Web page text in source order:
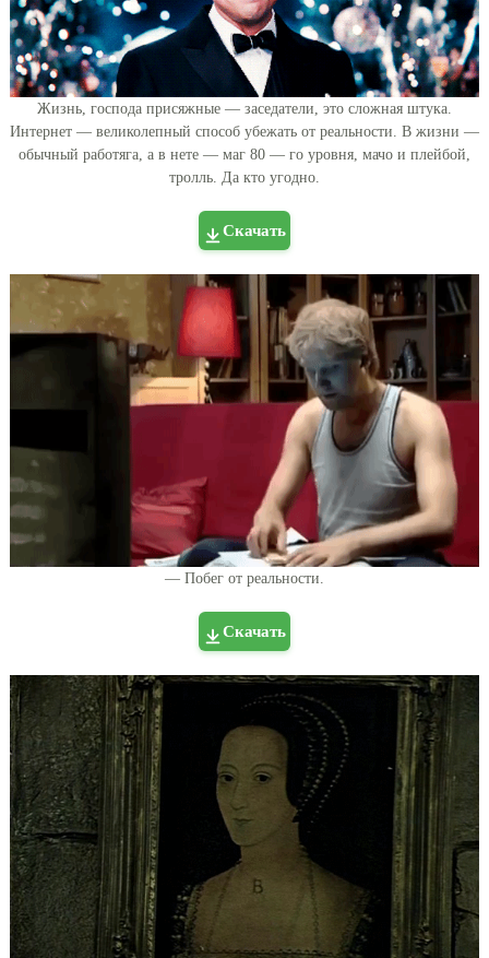
Жизнь, господа присяжные — заседатели, это сложная штука.
Интернет — великолепный способ убежать от реальности. В жизни —
обычный работяга, а в нете — маг 80 — го уровня, мачо и плейбой,
тролль. Да кто угодно.
Скачать
— Побег от реальности.
Скачать